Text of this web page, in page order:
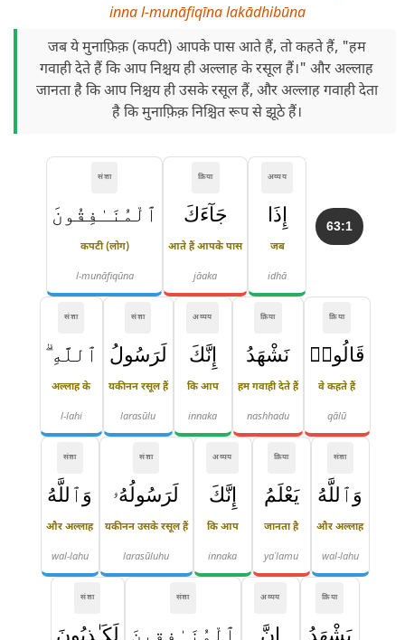
inna l-munāfiqīna lakādhibūna
जब ये मुनाफ़िक़ (कपटी) आपके पास आते हैं, तो कहते हैं, "हम
गवाही देते हैं कि आप निश्चय ही अल्लाह के रसूल हैं।" और अल्लाह
जानता है कि आप निश्चय ही उसके रसूल हैं, और अल्लाह गवाही देता
है कि मुनाफ़िक़ निश्चित रूप से झूठे हैं।
63:1
अव्यय
إِذَا
जब
idhā
क्रिया
جَآءَكَ
आते हैं आपके पास
jāaka
संज्ञा
ٱلْمُنَـٰفِقُونَ
कपटी (लोग)
l-munāfiqūna
क्रिया
قَالُوا۟
वे कहते हैं
qālū
क्रिया
نَشْهَدُ
हम गवाही देते हैं
nashhadu
अव्यय
إِنَّكَ
कि आप
innaka
संज्ञा
لَرَسُولُ
यकीनन रसूल हैं
larasūlu
संज्ञा
ٱللَّهِ ۗ
अल्लाह के
l-lahi
संज्ञा
وَٱللَّهُ
और अल्लाह
wal-lahu
क्रिया
يَعْلَمُ
जानता है
yaʿlamu
अव्यय
إِنَّكَ
कि आप
innaka
संज्ञा
لَرَسُولُهُۥ
यकीनन उसके रसूल हैं
larasūluhu
संज्ञा
وَٱللَّهُ
और अल्लाह
wal-lahu
क्रिया
يَشْهَدُ
अव्यय
إِنَّ
संज्ञा
ٱلْمُنَـٰفِقِينَ
संज्ञा
لَكَـٰذِبُونَ